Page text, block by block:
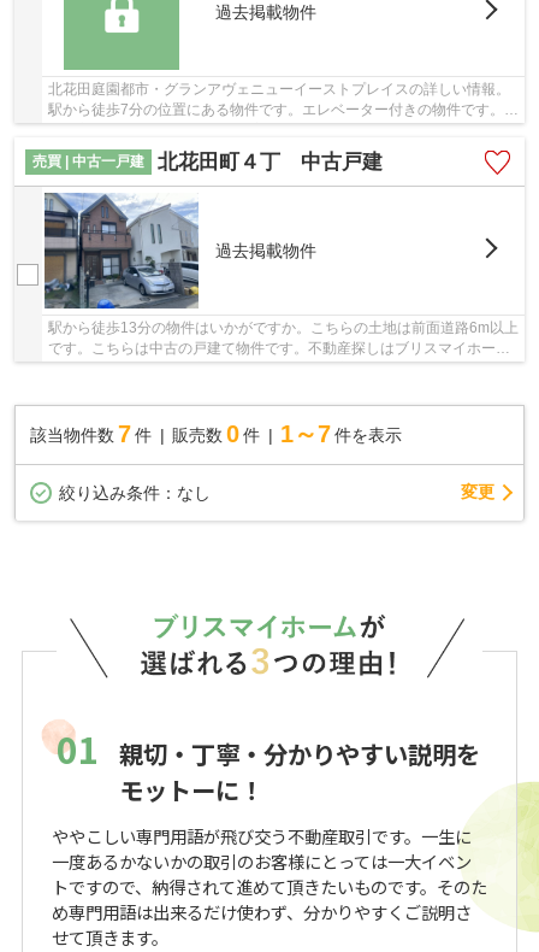
過去掲載物件
北花田庭園都市・グランアヴェニューイーストプレイスの詳しい情報。
駅から徒歩7分の位置にある物件です。エレベーター付きの物件です。多
売買 | 中古一戸建
北花田町４丁 中古戸建
過去掲載物件
駅から徒歩13分の物件はいかがですか。こちらの土地は前面道路6m以上
です。こちらは中古の戸建て物件です。不動産探しはブリスマイホーム
該当物件数 7件 販売数 0 件 1～7 件を表示
絞り込み条件： なし 変更
01
親切・丁寧・分かりやすい説明を
モットーに！
ややこしい専門用語が飛び交う不動産取引です。一生に
一度あるかないかの取引のお客様にとっては一大イベン
トですので、納得されて進めて頂きたいものです。そのた
め専門用語は出来るだけ使わず、分かりやすくご説明さ
せて頂きます。